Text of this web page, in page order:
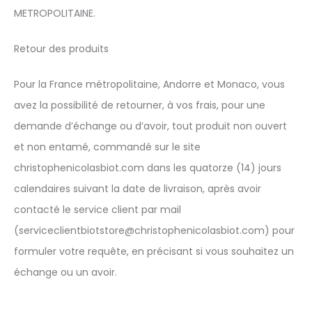
METROPOLITAINE.
Retour des produits
Pour la France métropolitaine, Andorre et Monaco, vous
avez la possibilité de retourner, à vos frais, pour une
demande d’échange ou d’avoir, tout produit non ouvert
et non entamé, commandé sur le site
christophenicolasbiot.com dans les quatorze (14) jours
calendaires suivant la date de livraison, après avoir
contacté le service client par mail
(serviceclientbiotstore@christophenicolasbiot.com) pour
formuler votre requête, en précisant si vous souhaitez un
échange ou un avoir.